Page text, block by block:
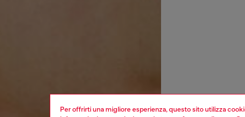
Per offrirti una migliore esperienza, questo sito utilizza